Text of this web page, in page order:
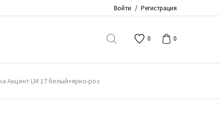
Войти / Регистрация
0 0
Акцент LM 17 белый+ярко-роз